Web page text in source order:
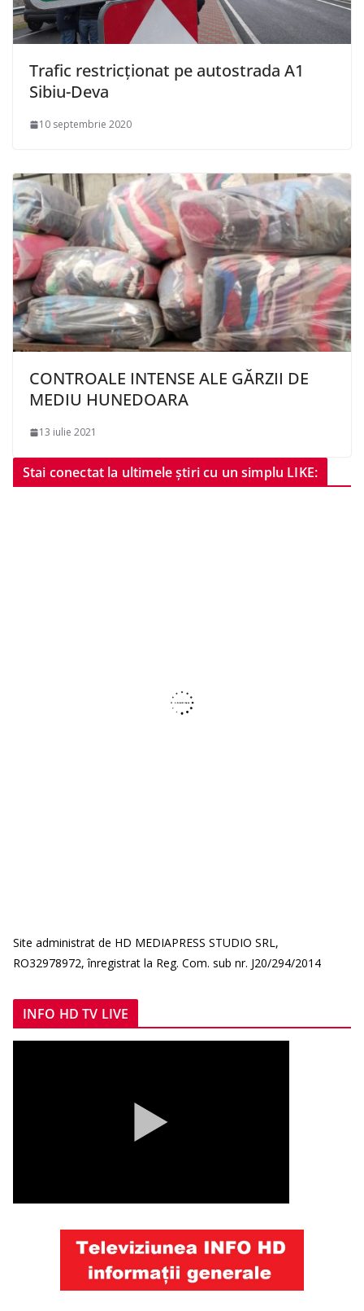
Trafic restricționat pe autostrada A1
Sibiu-Deva
10 septembrie 2020
CONTROALE INTENSE ALE GĂRZII DE
MEDIU HUNEDOARA
13 iulie 2021
Stai conectat la ultimele știri cu un simplu LIKE:
Site administrat de HD MEDIAPRESS STUDIO SRL,
RO32978972, înregistrat la Reg. Com. sub nr. J20/294/2014
INFO HD TV LIVE